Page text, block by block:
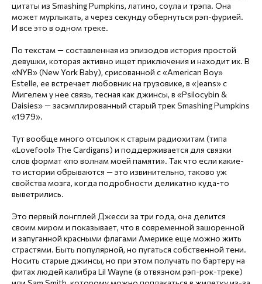
цитаты из Smashing Pumpkins, латино, соула и трэпа. Она
может мурлыкать, а через секунду обернуться рэп-фурией.
И все это в одном треке.
По текстам — составленная из эпизодов история простой
девушки, которая активно ищет приключения и находит их. В
«NYB» (New York Baby), срисованной с «American Boy»
Estelle, ее встречает любовник на грузовике, в «Jeans» с
Мигелем у нее связь, тесная как джинсы, в «Psilocybin &
Daisies» — засэмплированный старый трек Smashing Pumpkins
«1979».
Тут вообще много отсылок к старым радиохитам (типа
«Lovefool» The Cardigans) и поддерживается для связки
слов формат «по волнам моей памяти». Так что если какие-
то истории обрываются — это извинительно, таково уж
свойства мозга, когда подробности деликатно куда-то
выветрились.
Это первый лонгплей Джесси за три года, она делится
своим миром и показывает, что в современной зашоренной
и запуганной красными флагами Америке еще можно жить
страстями. Быть популярной, но пугаться собственной тени.
Носить старые джинсы, но при этом получать по бартеру на
фитах людей калибра Lil Wayne (в отвязном рэп-рок-треке)